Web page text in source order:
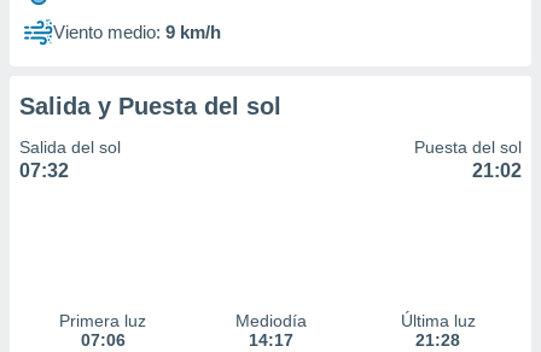
1199
Viento medio: 9 km/h
Salida y Puesta del sol
Salida del sol
07:32
Puesta del sol
21:02
Primera luz
07:06
Mediodía
14:17
Última luz
21:28